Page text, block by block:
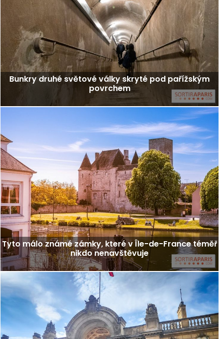
Bunkry druhé světové války skryté pod pařížským
povrchem
Tyto málo známé zámky, které v Île-de-France téměř
nikdo nenavštěvuje